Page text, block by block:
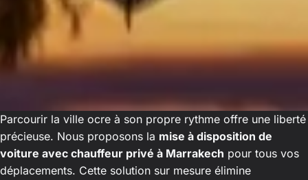
Parcourir la ville ocre à son propre rythme offre une liberté
précieuse. Nous proposons la mise à disposition de
voiture avec chauffeur privé à Marrakech pour tous vos
déplacements. Cette solution sur mesure élimine